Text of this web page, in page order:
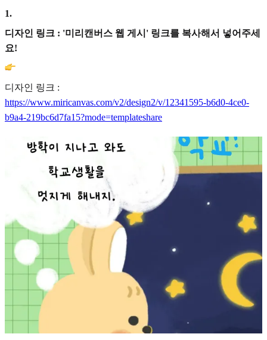
1.
디자인 링크 : '미리캔버스 웹 게시' 링크를 복사해서 넣어주세
요!
디자인 링크 :
https://www.miricanvas.com/v2/design2/v/12341595-b6d0-4ce0-
b9a4-219bc6d7fa15?mode=templateshare